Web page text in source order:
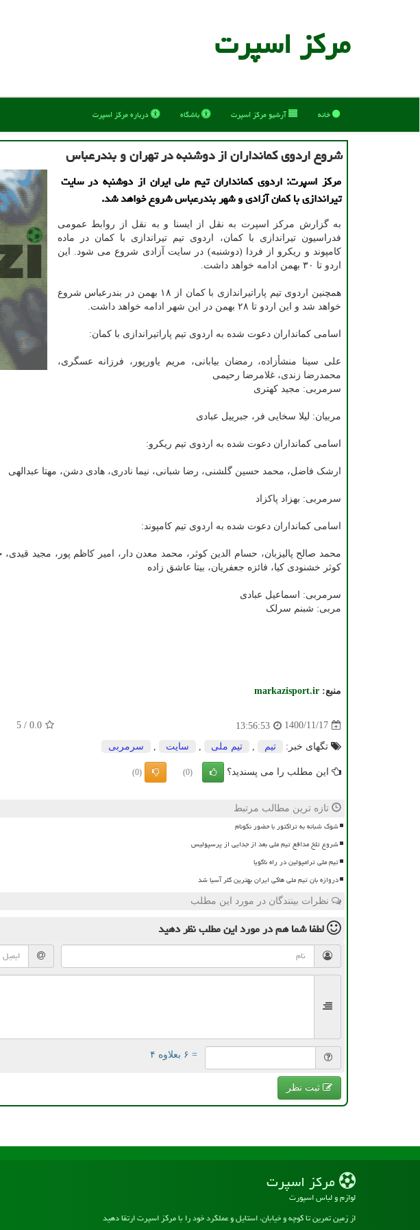
مركز اسپرت
خانه آرشیو مركز اسپرت باشگاه درباره مركز اسپرت
شروع اردوی کمانداران از دوشنبه در تهران و بندرعباس
مرکز اسپرت: اردوی کمانداران تیم ملی ایران از دوشنبه در سایت
تیراندازی با کمان آزادی و شهر بندرعباس شروع خواهد شد.
به گزارش مرکز اسپرت به نقل از ایسنا و به نقل از روابط عمومی
فدراسیون تیراندازی با کمان، اردوی تیم تیراندازی با کمان در ماده
کامپوند و ریکرو از فردا (دوشنبه) در سایت آزادی شروع می شود. این
اردو تا ۳۰ بهمن ادامه خواهد داشت.
همچنین اردوی تیم پاراتیراندازی با کمان از ۱۸ بهمن در بندرعباس شروع
خواهد شد و این اردو تا ۲۸ بهمن در این شهر ادامه خواهد داشت.
اسامی کمانداران دعوت شده به اردوی تیم پاراتیراندازی با کمان:
علی سینا منشأزاده، رمضان بیابانی، مریم یاورپور، فرزانه عسگری،
محمدرضا زندی، غلامرضا رحیمی
سرمربی: مجید کهتری
مربیان: لیلا سخایی فر، جبرییل عبادی
اسامی کمانداران دعوت شده به اردوی تیم ریکرو:
ارشک فاضل، محمد حسین گلشنی، رضا شبانی، نیما نادری، هادی دشن، مهتا عبدالهی
سرمربی: بهزاد پاکزاد
اسامی کمانداران دعوت شده به اردوی تیم کامپوند:
محمد صالح پالیزبان، حسام الدین کوثر، محمد معدن دار، امیر کاظم پور، مجید قیدی،
کوثر خشنودی کیا، فائزه جعفریان، بیتا عاشق زاده
سرمربی: اسماعیل عبادی
مربی: شبنم سرلک
منبع: markazisport.ir
1400/11/17
13:56:53
0.0
/
5
تگهای خبر: تیم تیم ملی سایت سرمربی
این مطلب را می پسندید؟ (0)
(0)
تازه ترین مطالب مرتبط
شوک شبانه به تراکتور با حضور نکونام
شروع تلخ مدافع تیم ملی بعد از جدایی از پرسپولیس
تیم ملی ترامپولین در راه ناگویا
دروازه بان تیم ملی هاکی ایران بهترین گلر آسیا شد
نظرات بینندگان در مورد این مطلب
لطفا شما همدر مورد این مطلبنظر دهید
= ۶ بعلاوه ۴
ثبت نظر
مركز اسپرت
لوازم و لباس اسپورت
از زمین تمرین تا کوچه و خیابان، استایل و عملکرد خود را با مرکز اسپرت ارتقا دهید